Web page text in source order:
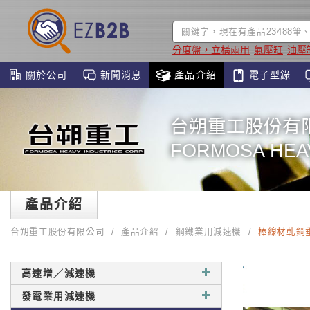
分度盤，立橫兩用 氣壓缸 油壓
關於公司 新聞消息 產品介紹 電子型錄
台朔重工股份有
FORMOSA
產品介紹
台朔重工股份有限公司 產品介紹 鋼鐵業用減速機 棒線材軋鋼
高速增／減速機
發電業用減速機